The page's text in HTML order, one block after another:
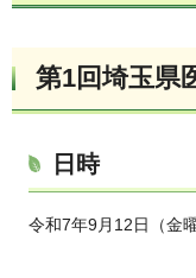
第1回埼玉県
日時
令和7年9月12日（金